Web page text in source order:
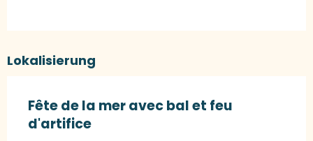
Lokalisierung
Fête de la mer avec bal et feu
d'artifice